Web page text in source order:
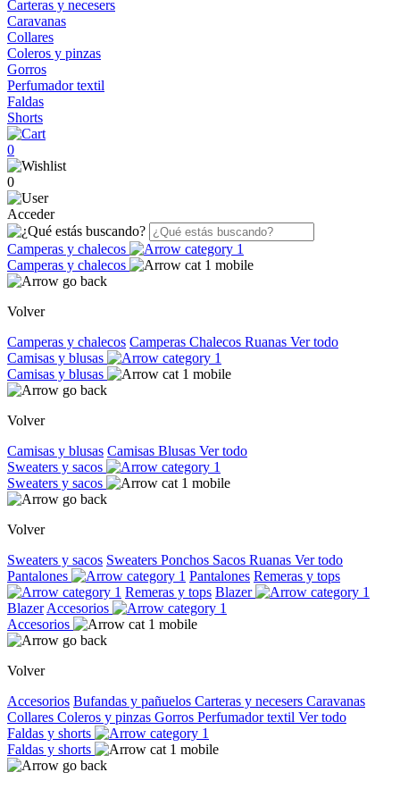
Carteras y necesers
Caravanas
Collares
Coleros y pinzas
Gorros
Perfumador textil
Faldas
Shorts
0
0
Acceder
Camperas y chalecos
Camperas y chalecos
Volver
Camperas y chalecos Camperas Chalecos Ruanas Ver todo
Camisas y blusas
Camisas y blusas
Volver
Camisas y blusas Camisas Blusas Ver todo
Sweaters y sacos
Sweaters y sacos
Volver
Sweaters y sacos Sweaters Ponchos Sacos Ruanas Ver todo
Pantalones
Pantalones Remeras y tops
Remeras y tops Blazer
Blazer Accesorios
Accesorios
Volver
Accesorios Bufandas y pañuelos Carteras y necesers Caravanas
Collares Coleros y pinzas Gorros Perfumador textil Ver todo
Faldas y shorts
Faldas y shorts